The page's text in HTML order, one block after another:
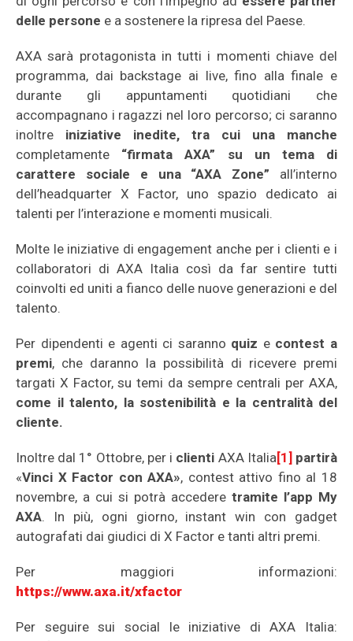
delle persone e a sostenere la ripresa del Paese.
AXA sarà protagonista in tutti i momenti chiave del
programma, dai backstage ai live, fino alla finale e
durante gli appuntamenti quotidiani che
accompagnano i ragazzi nel loro percorso; ci saranno
inoltre iniziative inedite, tra cui una manche
completamente “firmata AXA” su un tema di
carattere sociale e una “AXA Zone” all’interno
dell’headquarter X Factor, uno spazio dedicato ai
talenti per l’interazione e momenti musicali.
Molte le iniziative di engagement anche per i clienti e i
collaboratori di AXA Italia così da far sentire tutti
coinvolti ed uniti a fianco delle nuove generazioni e del
talento.
Per dipendenti e agenti ci saranno quiz e contest a
premi, che daranno la possibilità di ricevere premi
targati X Factor, su temi da sempre centrali per AXA,
come il talento, la sostenibilità e la centralità del
cliente.
Inoltre dal 1° Ottobre, per i clienti AXA Italia[1] partirà
«Vinci X Factor con AXA», contest attivo fino al 18
novembre, a cui si potrà accedere tramite l’app My
AXA. In più, ogni giorno, instant win con gadget
autografati dai giudici di X Factor e tanti altri premi.
Per maggiori informazioni:
https://www.axa.it/xfactor
Per seguire sui social le iniziative di AXA Italia: